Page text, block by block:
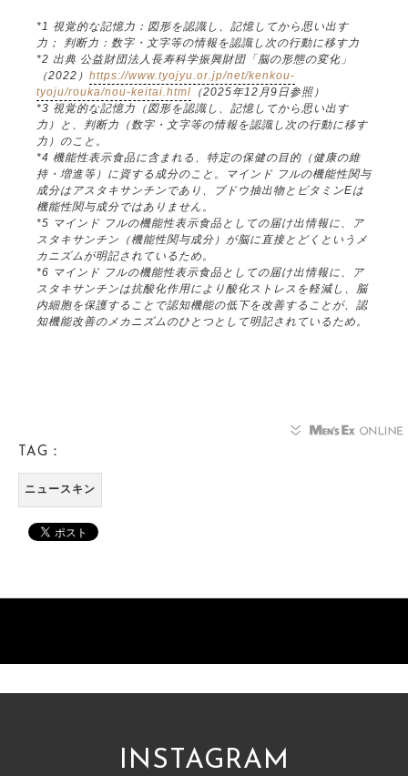
*1 視覚的な記憶力：図形を認識し、記憶してから思い出す
力； 判断力：数字・文字等の情報を認識し次の行動に移す力
*2 出典 公益財団法人長寿科学振興財団「脳の形態の変化」
（2022） https://www.tyojyu.or.jp/net/kenkou-
tyoju/rouka/nou-keitai.html （2025年12月9日参照）
*3 視覚的な記憶力（図形を認識し、記憶してから思い出す
力）と、判断力（数字・文字等の情報を認識し次の行動に移す
力）のこと。
*4 機能性表示食品に含まれる、特定の保健の目的（健康の維
持・増進等）に資する成分のこと。マインド フルの機能性関与
成分はアスタキサンチンであり、ブドウ抽出物とビタミンEは
機能性関与成分ではありません。
*5 マインド フルの機能性表示食品としての届け出情報に、ア
スタキサンチン（機能性関与成分）が脳に直接とどくというメ
カニズムが明記されているため。
*6 マインド フルの機能性表示食品としての届け出情報に、ア
スタキサンチンは抗酸化作用により酸化ストレスを軽減し、脳
内細胞を保護することで認知機能の低下を改善することが、認
知機能改善のメカニズムのひとつとして明記されているため。
TAG：
ニュースキン
INSTAGRAM